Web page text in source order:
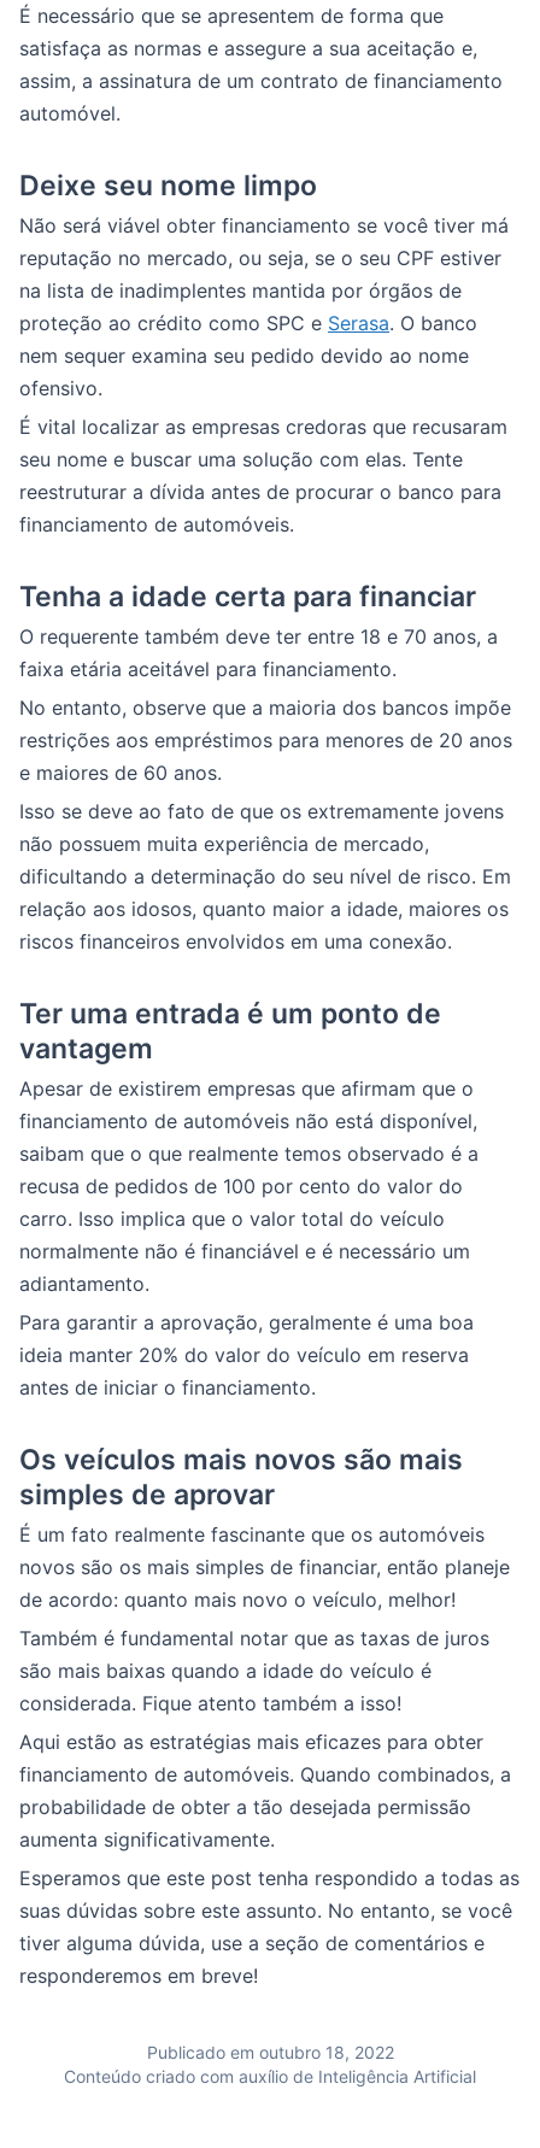
É necessário que se apresentem de forma que
satisfaça as normas e assegure a sua aceitação e,
assim, a assinatura de um contrato de financiamento
automóvel.
Deixe seu nome limpo
Não será viável obter financiamento se você tiver má
reputação no mercado, ou seja, se o seu CPF estiver
na lista de inadimplentes mantida por órgãos de
proteção ao crédito como SPC e Serasa. O banco
nem sequer examina seu pedido devido ao nome
ofensivo.
É vital localizar as empresas credoras que recusaram
seu nome e buscar uma solução com elas. Tente
reestruturar a dívida antes de procurar o banco para
financiamento de automóveis.
Tenha a idade certa para financiar
O requerente também deve ter entre 18 e 70 anos, a
faixa etária aceitável para financiamento.
No entanto, observe que a maioria dos bancos impõe
restrições aos empréstimos para menores de 20 anos
e maiores de 60 anos.
Isso se deve ao fato de que os extremamente jovens
não possuem muita experiência de mercado,
dificultando a determinação do seu nível de risco. Em
relação aos idosos, quanto maior a idade, maiores os
riscos financeiros envolvidos em uma conexão.
Ter uma entrada é um ponto de
vantagem
Apesar de existirem empresas que afirmam que o
financiamento de automóveis não está disponível,
saibam que o que realmente temos observado é a
recusa de pedidos de 100 por cento do valor do
carro. Isso implica que o valor total do veículo
normalmente não é financiável e é necessário um
adiantamento.
Para garantir a aprovação, geralmente é uma boa
ideia manter 20% do valor do veículo em reserva
antes de iniciar o financiamento.
Os veículos mais novos são mais
simples de aprovar
É um fato realmente fascinante que os automóveis
novos são os mais simples de financiar, então planeje
de acordo: quanto mais novo o veículo, melhor!
Também é fundamental notar que as taxas de juros
são mais baixas quando a idade do veículo é
considerada. Fique atento também a isso!
Aqui estão as estratégias mais eficazes para obter
financiamento de automóveis. Quando combinados, a
probabilidade de obter a tão desejada permissão
aumenta significativamente.
Esperamos que este post tenha respondido a todas as
suas dúvidas sobre este assunto. No entanto, se você
tiver alguma dúvida, use a seção de comentários e
responderemos em breve!
Publicado em outubro 18, 2022
Conteúdo criado com auxílio de Inteligência Artificial